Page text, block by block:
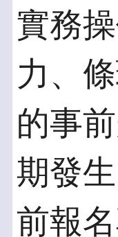
實務
力、
的事
期發
前報